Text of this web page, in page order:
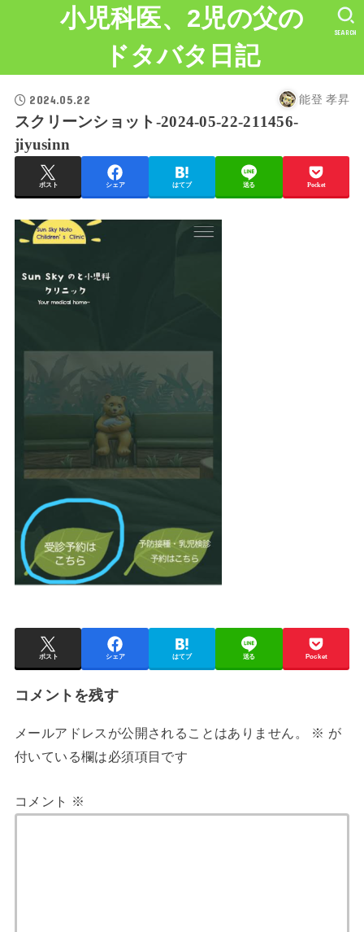
小児科医、2児の父の
ドタバタ日記
SEARCH
2024.05.22 能登 孝昇
スクリーンショット-2024-05-22-211456-
jiyusinn
ポスト シェア はてブ 送る Pocket
ポスト シェア はてブ 送る Pocket
コメントを残す
メールアドレスが公開されることはありません。 ※ が
付いている欄は必須項目です
コメント ※